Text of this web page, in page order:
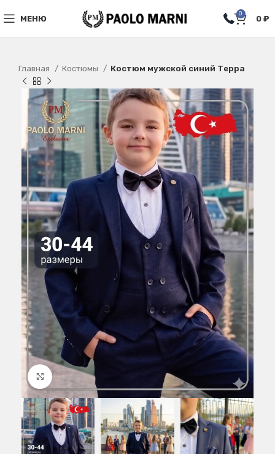
МЕНЮ
0
0 ₽
Главная Костюмы Костюм мужской синий Терра
Нажмите, чтобы увеличить